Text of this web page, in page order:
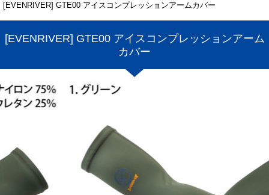
[EVENRIVER] GTE00 アイスコンプレッションアームカバー
[EVENRIVER] GTE00 アイスコンプレッションアーム
カバー